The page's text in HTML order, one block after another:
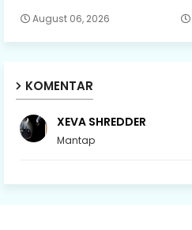
August 06, 2026
KOMENTAR
XEVA SHREDDER
Mantap